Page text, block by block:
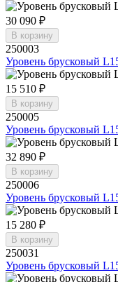
30 090 ₽
В корзину
250003
Уровень брусковый
15 510 ₽
В корзину
250005
Уровень брусковый
32 890 ₽
В корзину
250006
Уровень брусковый
15 280 ₽
В корзину
250031
Уровень брусковый